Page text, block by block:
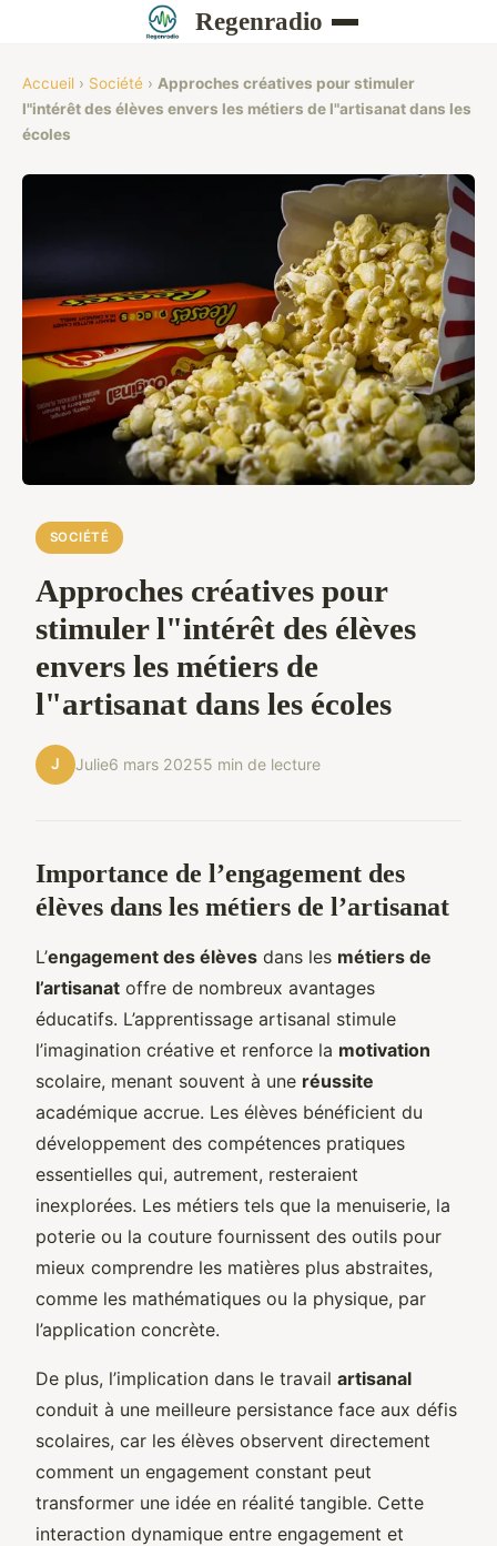
Regenradio
Accueil › Société › Approches créatives pour stimuler
l"intérêt des élèves envers les métiers de l"artisanat dans les
écoles
SOCIÉTÉ
Approches créatives pour
stimuler l"intérêt des élèves
envers les métiers de
l"artisanat dans les écoles
J Julie6 mars 20255 min de lecture
Importance de l’engagement des
élèves dans les métiers de l’artisanat
L’engagement des élèves dans les métiers de
l’artisanat offre de nombreux avantages
éducatifs. L’apprentissage artisanal stimule
l’imagination créative et renforce la motivation
scolaire, menant souvent à une réussite
académique accrue. Les élèves bénéficient du
développement des compétences pratiques
essentielles qui, autrement, resteraient
inexplorées. Les métiers tels que la menuiserie, la
poterie ou la couture fournissent des outils pour
mieux comprendre les matières plus abstraites,
comme les mathématiques ou la physique, par
l’application concrète.
De plus, l’implication dans le travail artisanal
conduit à une meilleure persistance face aux défis
scolaires, car les élèves observent directement
comment un engagement constant peut
transformer une idée en réalité tangible. Cette
interaction dynamique entre engagement et